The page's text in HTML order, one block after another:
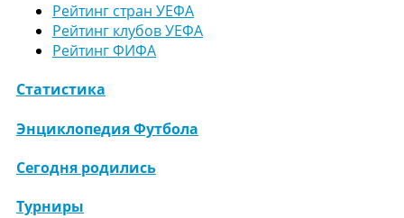
Рейтинг стран УЕФА
Рейтинг клубов УЕФА
Рейтинг ФИФА
Статистика
Энциклопедия Футбола
Сегодня родились
Турниры